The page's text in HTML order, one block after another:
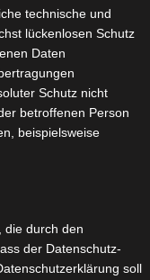
in
aus
März
technische und
lückenlosen Schutz
Daten
Schutz nicht
betroffenen Person
beispielsweise
die durch den
der Datenschutz-
soll